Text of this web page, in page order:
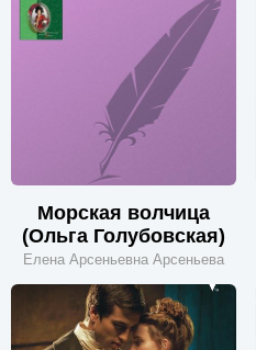
Морская волчица
(Ольга Голубовская)
Елена Арсеньевна Арсеньева